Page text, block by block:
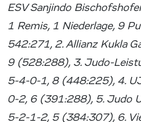
ESV Sanjindo
1 Remis, 1 Niederlage, 9
542:271, 2. Allianz Kukla
9 (528:288), 3. Judo-
5-4-0-1, 8 (448:225), 4.
0-2, 6 (391:288), 5. Judo
5-2-1-2, 5 (384:307), 6.